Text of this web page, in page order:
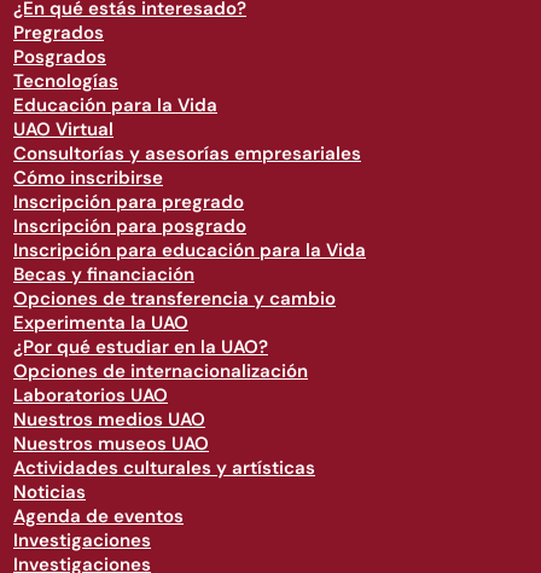
¿En qué estás interesado?
Pregrados
Posgrados
Tecnologías
Educación para la Vida
UAO Virtual
Consultorías y asesorías empresariales
Cómo inscribirse
Inscripción para pregrado
Inscripción para posgrado
Inscripción para educación para la Vida
Becas y financiación
Opciones de transferencia y cambio
Experimenta la UAO
¿Por qué estudiar en la UAO?
Opciones de internacionalización
Laboratorios UAO
Nuestros medios UAO
Nuestros museos UAO
Actividades culturales y artísticas
Noticias
Agenda de eventos
Investigaciones
Investigaciones